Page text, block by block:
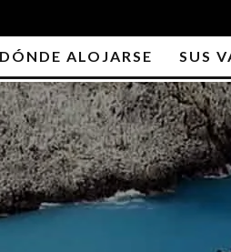
DÓNDE ALOJARSE SUS